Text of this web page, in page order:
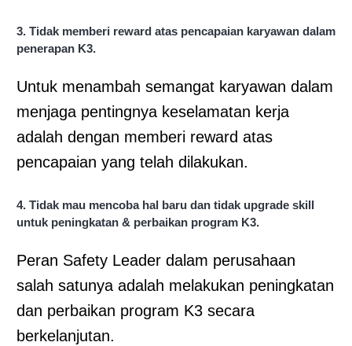
3. Tidak memberi reward atas pencapaian karyawan dalam
penerapan K3.
Untuk menambah semangat karyawan dalam
menjaga pentingnya keselamatan kerja
adalah dengan memberi reward atas
pencapaian yang telah dilakukan.
4. Tidak mau mencoba hal baru dan tidak upgrade skill
untuk peningkatan & perbaikan program K3.
Peran Safety Leader dalam perusahaan
salah satunya adalah melakukan peningkatan
dan perbaikan program K3 secara
berkelanjutan.